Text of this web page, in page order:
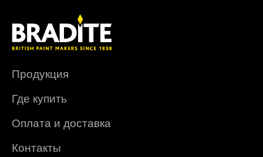
Продукция
Где купить
Оплата и доставка
Контакты